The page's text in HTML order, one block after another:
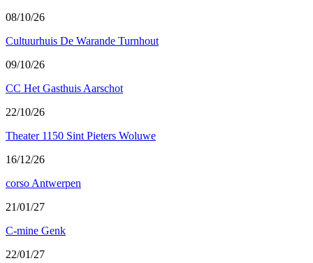
08/10/26
Cultuurhuis De Warande Turnhout
09/10/26
CC Het Gasthuis Aarschot
22/10/26
Theater 1150 Sint Pieters Woluwe
16/12/26
corso Antwerpen
21/01/27
C-mine Genk
22/01/27